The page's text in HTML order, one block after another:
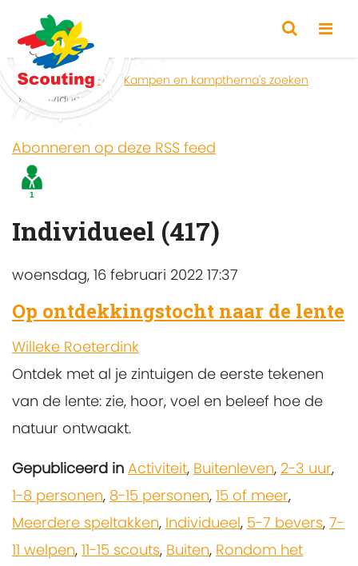
Home Zoeken
Kampen en kampthema's zoeken
Individueel
Abonneren op deze RSS feed
Individueel (417)
woensdag, 16 februari 2022 17:37
Op ontdekkingstocht naar de lente
Willeke Roeterdink
Ontdek met al je zintuigen de eerste tekenen
van de lente: zie, hoor, voel en beleef hoe de
natuur ontwaakt.
Gepubliceerd in Activiteit, Buitenleven, 2-3 uur,
1-8 personen, 8-15 personen, 15 of meer,
Meerdere speltakken, Individueel, 5-7 bevers, 7-
11 welpen, 11-15 scouts, Buiten, Rondom het